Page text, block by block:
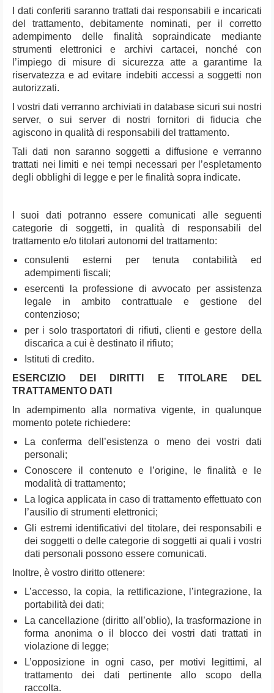
I dati conferiti saranno trattati dai responsabili e incaricati
del trattamento, debitamente nominati, per il corretto
adempimento delle finalità sopraindicate mediante
strumenti elettronici e archivi cartacei, nonché con
l’impiego di misure di sicurezza atte a garantirne la
riservatezza e ad evitare indebiti accessi a soggetti non
autorizzati.
I vostri dati verranno archiviati in database sicuri sui nostri
server, o sui server di nostri fornitori di fiducia che
agiscono in qualità di responsabili del trattamento.
Tali dati non saranno soggetti a diffusione e verranno
trattati nei limiti e nei tempi necessari per l’espletamento
degli obblighi di legge e per le finalità sopra indicate.
I suoi dati potranno essere comunicati alle seguenti
categorie di soggetti, in qualità di responsabili del
trattamento e/o titolari autonomi del trattamento:
consulenti esterni per tenuta contabilità ed
adempimenti fiscali;
esercenti la professione di avvocato per assistenza
legale in ambito contrattuale e gestione del
contenzioso;
per i solo trasportatori di rifiuti, clienti e gestore della
discarica a cui è destinato il rifiuto;
Istituti di credito.
ESERCIZIO DEI DIRITTI E TITOLARE DEL
TRATTAMENTO DATI
In adempimento alla normativa vigente, in qualunque
momento potete richiedere:
La conferma dell’esistenza o meno dei vostri dati
personali;
Conoscere il contenuto e l’origine, le finalità e le
modalità di trattamento;
La logica applicata in caso di trattamento effettuato con
l’ausilio di strumenti elettronici;
Gli estremi identificativi del titolare, dei responsabili e
dei soggetti o delle categorie di soggetti ai quali i vostri
dati personali possono essere comunicati.
Inoltre, è vostro diritto ottenere:
L’accesso, la copia, la rettificazione, l’integrazione, la
portabilità dei dati;
La cancellazione (diritto all’oblio), la trasformazione in
forma anonima o il blocco dei vostri dati trattati in
violazione di legge;
L’opposizione in ogni caso, per motivi legittimi, al
trattamento dei dati pertinente allo scopo della
raccolta.